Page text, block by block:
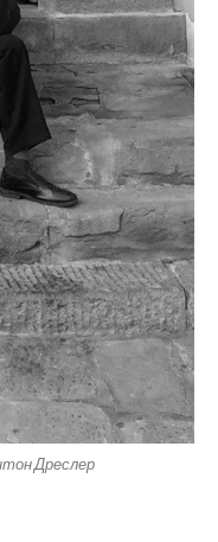
Дреслер